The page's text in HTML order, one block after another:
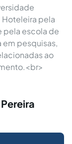
Hoteleira pela
pela escola de
pesquisas,
ao